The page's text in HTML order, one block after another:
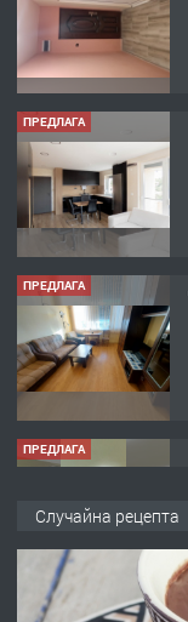
ПРЕДЛАГА
ПРЕДЛАГА
ПРЕДЛАГА
Случайна рецепта